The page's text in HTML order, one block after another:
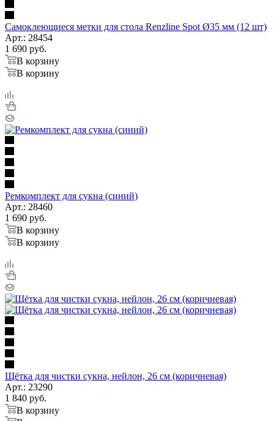
Самоклеющиеся метки для стола Renzline Spot Ø35 мм (12 шт)
Арт.: 28454
1 690 руб.
В корзину
В корзину
Ремкомплект для сукна (синий)
Арт.: 28460
1 690 руб.
В корзину
В корзину
Щётка для чистки сукна, нейлон, 26 см (коричневая)
Арт.: 23290
1 840 руб.
В корзину